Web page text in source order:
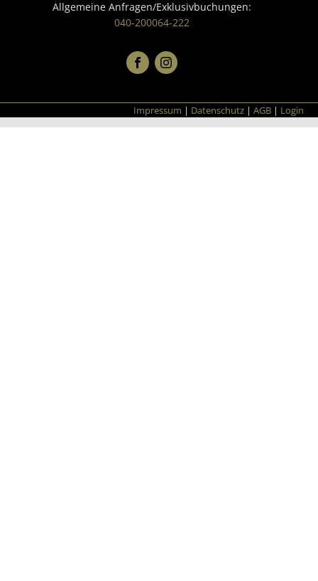
Allgemeine Anfragen/Exklusivbuchungen:
040-200064-222
Impressum | Datenschutz | AGB | Login